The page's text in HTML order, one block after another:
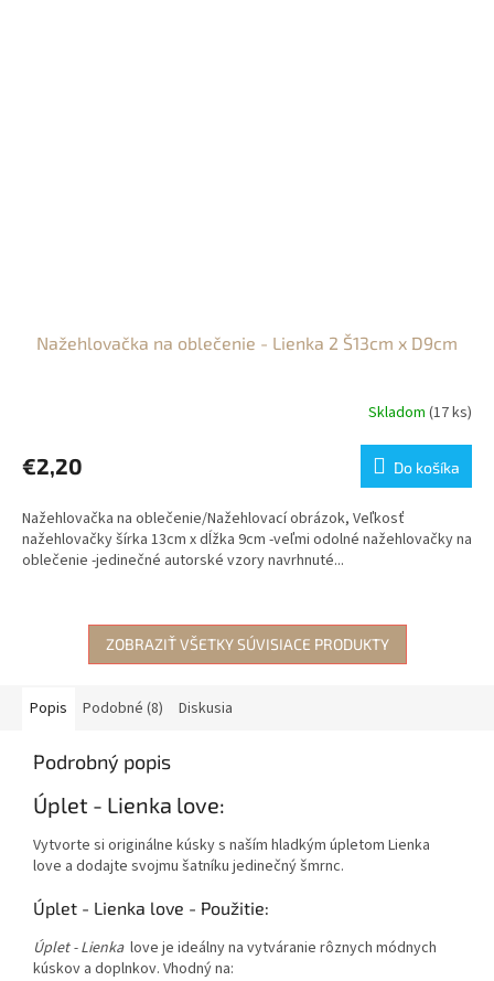
Nažehlovačka na oblečenie - Lienka 2 Š13cm x D9cm
Skladom (17 ks)
€2,20 Do košíka
Nažehlovačka na oblečenie/Nažehlovací obrázok, Veľkosť
nažehlovačky šírka 13cm x dĺžka 9cm -veľmi odolné nažehlovačky na
oblečenie -jedinečné autorské vzory navrhnuté...
ZOBRAZIŤ VŠETKY SÚVISIACE PRODUKTY
Popis Podobné (8) Diskusia
Podrobný popis
Úplet - Lienka love:
Vytvorte si originálne kúsky s naším hladkým úpletom Lienka
love a dodajte svojmu šatníku jedinečný šmrnc.
Úplet - Lienka love - Použitie:
Úplet - Lienka love je ideálny na vytváranie rôznych módnych
kúskov a doplnkov. Vhodný na: